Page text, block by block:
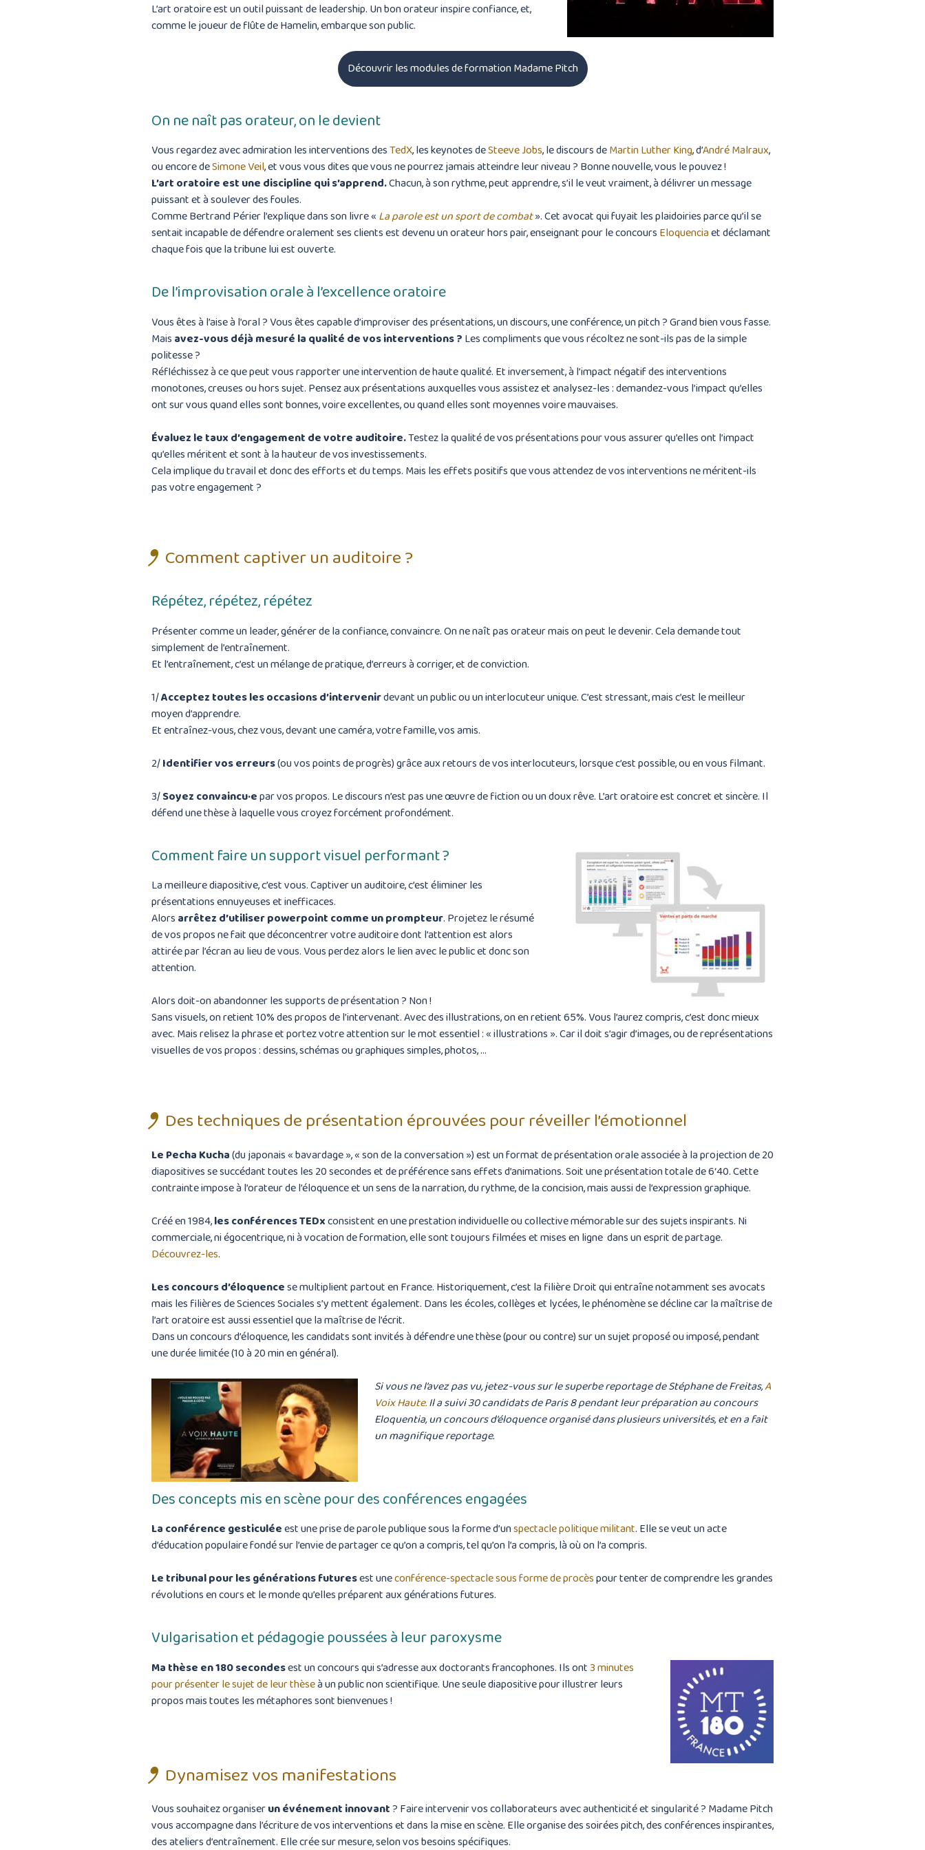
L’art oratoire est un outil puissant de leadership. Un bon orateur inspire confiance, et,
comme le joueur de flûte de Hamelin, embarque son public.
Découvrir les modules de formation Madame Pitch
On ne naît pas orateur, on le devient
Vous regardez avec admiration les interventions desTedX, les keynotes deSteeve Jobs, le discours deMartin Luther King, d’André Malraux,
ou encore deSimone Veil, et vous vous dites que vous ne pourrez jamais atteindre leur niveau ? Bonne nouvelle, vous le pouvez !
L’art oratoire est une discipline qui s’apprend.Chacun, à son rythme, peut apprendre, s’il le veut vraiment, à délivrer un message
puissant et à soulever des foules.
Comme Bertrand Périer l’explique dans son livre « La parole est un sport de combat». Cet avocat qui fuyait les plaidoiries parce qu’il se
sentait incapable de défendre oralement ses clients est devenu un orateur hors pair, enseignant pour le concours Eloquenciaet déclamant
chaque fois que la tribune lui est ouverte.
De l’improvisation orale à l’excellence oratoire
Vous êtes à l’aise à l’oral ? Vous êtes capable d’improviser des présentations, un discours, une conférence, un pitch ? Grand bien vous fasse.
Mais avez-vous déjà mesuré la qualité de vos interventions ? Les compliments que vous récoltez ne sont-ils pas de la simple
politesse ?
Réfléchissez à ce que peut vous rapporter une intervention de haute qualité. Et inversement, à l’impact négatif des interventions
monotones, creuses ou hors sujet. Pensez aux présentations auxquelles vous assistez et analysez-les : demandez-vous l’impact qu’elles
ont sur vous quand elles sont bonnes, voire excellentes, ou quand elles sont moyennes voire mauvaises.
Évaluez le taux d’engagement de votre auditoire.Testez la qualité de vos présentations pour vous assurer qu’elles ont l’impact
qu’elles méritent et sont à la hauteur de vos investissements.
Cela implique du travail et donc des efforts et du temps. Mais les effets positifs que vous attendez de vos interventions ne méritent-ils
pas votre engagement ?
Comment captiver un auditoire ?
Répétez, répétez, répétez
Présenter comme un leader, générer de la confiance, convaincre. On ne naît pas orateur mais on peut le devenir. Cela demande tout
simplement de l’entraînement.
Et l’entraînement, c’est un mélange de pratique, d’erreurs à corriger, et de conviction.
1/Acceptez toutes les occasions d’intervenirdevant un public ou un interlocuteur unique. C’est stressant, mais c’est le meilleur
moyen d’apprendre.
Et entraînez-vous, chez vous, devant une caméra, votre famille, vos amis.
2/Identifier vos erreurs(ou vos points de progrès) grâce aux retours de vos interlocuteurs, lorsque c’est possible, ou en vous filmant.
3/Soyez convaincu·epar vos propos. Le discours n’est pas une œuvre de fiction ou un doux rêve. L’art oratoire est concret et sincère. Il
défend une thèse à laquelle vous croyez forcément profondément.
Comment faire un support visuel performant ?
La meilleure diapositive, c’est vous. Captiver un auditoire, c’est éliminer les
présentations ennuyeuses et inefficaces.
Alors arrêtez d’utiliser powerpoint comme un prompteur. Projetez le résumé
de vos propos ne fait que déconcentrer votre auditoire dont l’attention est alors
attirée par l’écran au lieu de vous. Vous perdez alors le lien avec le public et donc son
attention.
Alors doit-on abandonner les supports de présentation ? Non !
Sans visuels, on retient 10% des propos de l’intervenant. Avec des illustrations, on en retient 65%. Vous l’aurez compris, c’est donc mieux
avec. Mais relisez la phrase et portez votre attention sur le mot essentiel : « illustrations ». Car il doit s’agir d’images, ou de représentations
visuelles de vos propos : dessins, schémas ou graphiques simples, photos, …
Des techniques de présentation éprouvées pour réveiller l’émotionnel
Le Pecha Kucha(du japonais « bavardage », « son de la conversation ») est un format de présentation orale associée à la projection de 20
diapositives se succédant toutes les 20 secondes et de préférence sans effets d’animations. Soit une présentation totale de 6‘40. Cette
contrainte impose à l’orateur de l’éloquence et un sens de la narration, du rythme, de la concision, mais aussi de l’expression graphique.
Créé en 1984,lesconférences TEDxconsistent en une prestation individuelle ou collective mémorable sur des sujets inspirants. Ni
commerciale, ni égocentrique, ni à vocation de formation, elle sont toujours filmées et mises en ligne dans un esprit de partage.
Découvrez-les.
Les concours d’éloquencese multiplient partout en France. Historiquement, c’est la filière Droit qui entraîne notamment ses avocats
mais les filières de Sciences Sociales s’y mettent également. Dans les écoles, collèges et lycées, le phénomène se décline car la maîtrise de
l’art oratoire est aussi essentiel que la maîtrise de l’écrit.
Dans un concours d’éloquence, les candidats sont invités à défendre une thèse (pour ou contre) sur un sujet proposé ou imposé, pendant
une durée limitée (10 à 20 min en général).
Si vous ne l’avez pas vu, jetez-vous sur le superbe reportage de Stéphane de Freitas,A
Voix Haute.Il a suivi 30 candidats de Paris 8 pendant leur préparation au concours
Eloquentia, un concours d’éloquence organisé dans plusieurs universités, et en a fait
un magnifique reportage.
Des concepts mis en scène pour des conférences engagées
La conférence gesticuléeest une prise de parole publique sous la forme d’unspectacle politique militant. Elle se veut un acte
d’éducation populaire fondé sur l’envie de partager ce qu’on a compris, tel qu’on l’a compris, là où on l’a compris.
Le tribunal pour les générations futuresest uneconférence-spectacle sous forme de procèspour tenter de comprendre les grandes
révolutions en cours et le monde qu’elles préparent aux générations futures.
Vulgarisation et pédagogie poussées à leur paroxysme
Ma thèse en 180 secondesest un concours qui s’adresse aux doctorants francophones. Ils ont3 minutes
pour présenter le sujet de leur thèseà un public non scientifique. Une seule diapositive pour illustrer leurs
propos mais toutes les métaphores sont bienvenues !
Dynamisez vos manifestations
Vous souhaitez organiserun événement innovant? Faire intervenir vos collaborateurs avec authenticité et singularité ? Madame Pitch
vous accompagne dans l’écriture de vos interventions et dans la mise en scène. Elle organise des soirées pitch, des conférences inspirantes,
des ateliers d’entraînement. Elle crée sur mesure, selon vos besoins spécifiques.